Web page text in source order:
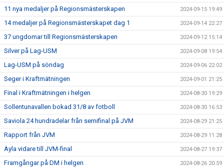
11 nya medaljer på Regionsmästerskapen 2024-09-15 19:49
14 medaljer på Regionsmästerskapet dag 1 2024-09-14 22:27
37 ungdomar till Regionsmästerskapen 2024-09-12 15:14
Silver på Lag-USM 2024-09-08 19:54
Lag-USM på söndag 2024-09-06 22:02
Seger i Kraftmätningen 2024-09-01 21:25
Final i Kraftmätningen i helgen 2024-08-30 19:29
Sollentunavallen bokad 31/8 av fotboll 2024-08-30 16:53
Saviola 24 hundradelar från semifinal på JVM 2024-08-29 21:25
Rapport från JVM 2024-08-29 11:28
Ayla vidare till JVM-final 2024-08-27 19:37
Framgångar på DM i helgen 2024-08-26 20:59